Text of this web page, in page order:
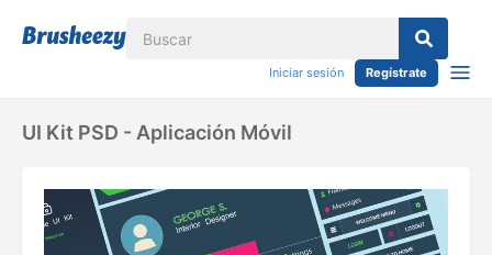
Iniciar sesión Regístrate
UI Kit PSD - Aplicación Móvil